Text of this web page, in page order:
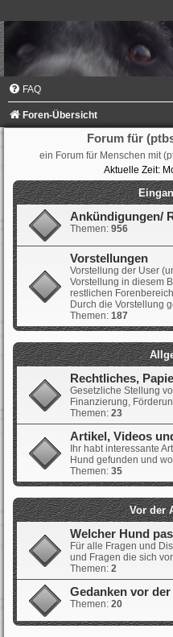
FAQ
Foren-Übersicht
Forum für
ein Forum für Menschen mit
Aktuelle Zeit:
Ankündigungen/
Themen: 956
Vorstellungen
Vorstellung der User
Vorstellung in diesem
restlichen
Durch die Vorstellung
Themen: 187
Rechtliches,
Gesetzliche Stellung
Finanzierung,
Themen: 23
Artikel, Videos
Ihr habt interessante
Hund gefunden und
Themen: 35
Vor der
Welcher Hund
Für alle Fragen und
und Fragen die sich
Themen: 2
Gedanken vor
Themen: 20